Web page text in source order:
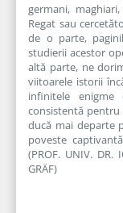
germani,
Regat sau
de o parte,
studierii acestor
altă parte, ne
viitoarele istorii
infinitele
consistentă pentru
ducă mai departe
poveste
(PROF. UNIV. DR.
GRÄF)